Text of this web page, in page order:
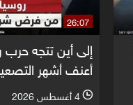
26:07
إلى أين تتجه حرب
أعنف أشهر
l 4 أغسطس 2026